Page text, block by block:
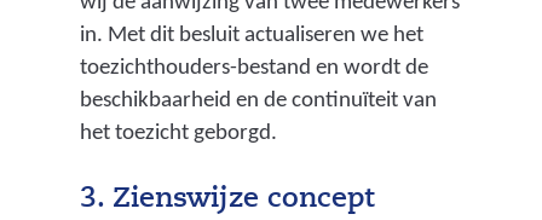
n
i
n
)
in. Met dit besluit actualiseren we het
toezichthouders-bestand en wordt de
beschikbaarheid en de continuïteit van
het toezicht geborgd.
3. Zienswijze concept